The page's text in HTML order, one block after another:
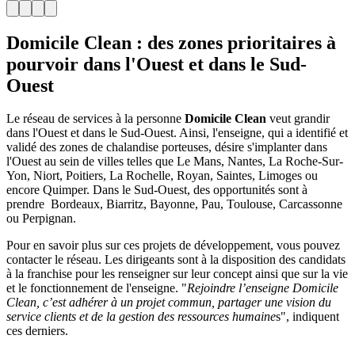
Domicile Clean : des zones prioritaires à
pourvoir dans l'Ouest et dans le Sud-
Ouest
Le réseau de services à la personne Domicile Clean veut grandir
dans l'Ouest et dans le Sud-Ouest. Ainsi, l'enseigne, qui a identifié et
validé des zones de chalandise porteuses, désire s'implanter dans
l'Ouest au sein de villes telles que Le Mans, Nantes, La Roche-Sur-
Yon, Niort, Poitiers, La Rochelle, Royan, Saintes, Limoges ou
encore Quimper. Dans le Sud-Ouest, des opportunités sont à
prendre Bordeaux, Biarritz, Bayonne, Pau, Toulouse, Carcassonne
ou Perpignan.
Pour en savoir plus sur ces projets de développement, vous pouvez
contacter le réseau. Les dirigeants sont à la disposition des candidats
à la franchise pour les renseigner sur leur concept ainsi que sur la vie
et le fonctionnement de l'enseigne. "Rejoindre l’enseigne Domicile
Clean, c’est adhérer à un projet commun, partager une vision du
service clients et de la gestion des ressources humaines", indiquent
ces derniers.